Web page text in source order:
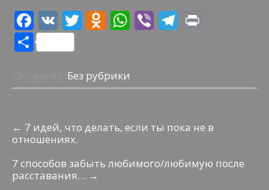
F
ac
e
o
k
V
K
T
er
O
o
kl
s
ni
ki
W
A
p
Vi T
a
О
а
в
и
т
Без рубрики
Навигация
по
записям
← 7 идей, что делать, если ты пока не в
отношениях.
7 способов забыть любимого/любимую после
расставания… →